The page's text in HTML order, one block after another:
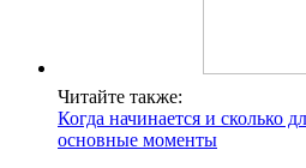
Читайте также:
Когда начинается и сколько
основные моменты